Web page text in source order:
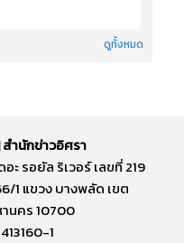
ดูทั้งหมด
ำนักข่าวอิศรา
ะ รอยัล ริเวอร์ เลขที่ 219
1 แขวง บางพลัด เขต
นคร 10700
1